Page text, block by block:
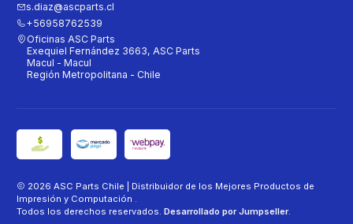
s.diaz@ascparts.cl
+56958762539
Oficinas ASC Parts
Exequiel Fernández 3663, ASC Parts
Macul - Macul
Región Metropolitana - Chile
2026 ASC Parts Chile | Distribuidor de los Mejores Productos de
Impresión y Computación .
Todos los derechos reservados. Desarrollado por Jumpseller.